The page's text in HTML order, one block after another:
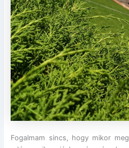
Fogalmam sincs, hogy mikor